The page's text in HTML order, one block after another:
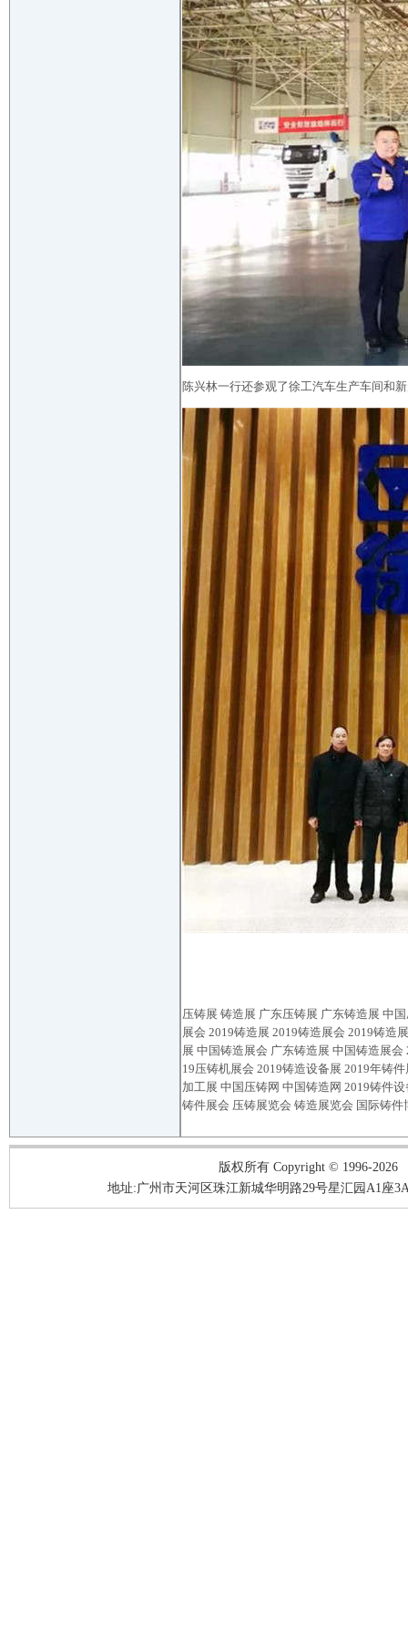
陈兴林一行还参观了徐工汽车生产车间和
压铸展 铸造展 广东压铸展 广东铸造展 中
展会 2019铸造展 2019铸造展会 2019铸造
展 中国铸造展会 广东铸造展 中国铸造展会
19压铸机展会 2019铸造设备展 2019年铸
加工展 中国压铸网 中国铸造网 2019铸件
铸件展会 压铸展览会 铸造展览会 国际铸件
版权所有 Copyright © 1996-2026
地址:广州市天河区珠江新城华明路29号星汇园A1座